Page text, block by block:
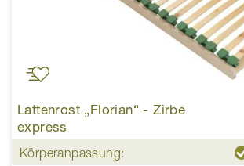
Lattenrost „Florian“ - Zirbe
express
Körperanpassung: